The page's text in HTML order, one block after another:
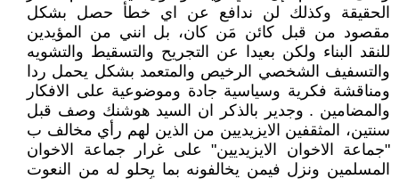
الحقيقة وكذلك لن ندافع عن اي خطأ حصل بشكل
مقصود من قبل كائن مَن كان، بل انني من المؤيدين
للنقد البناء ولكن بعيدا عن التجريح والتسقيط والتشويه
والتسفيف الشخصي الرخيص والمتعمد بشكل يحمل ردا
ومناقشة فكرية وسياسية جادة وموضوعية على الافكار
والمضامين . وجدير بالذكر ان السيد هوشنك وصف قبل
سنتين، المثقفين الايزيديين من الذين لهم رأي مخالف ب
"جماعة الاخوان الايزيديين" على غرار جماعة الاخوان
المسلمين ونزل فيمن يخالفونه بما يحلو له من النعوت